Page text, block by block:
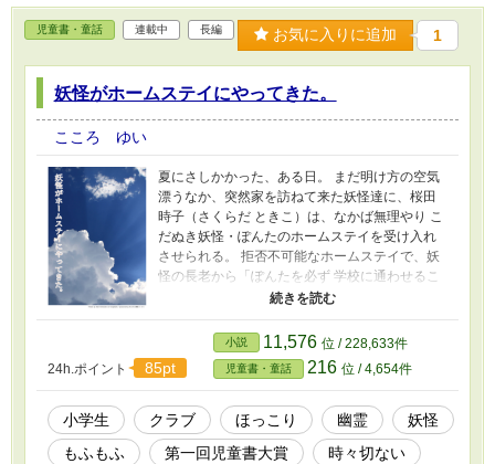
児童書・童話 連載中 長編 お気に入りに追加 1
妖怪がホームステイにやってきた。
こころ ゆい
夏にさしかかった、ある日。 まだ明け方の空気
漂うなか、突然家を訪ねて来た妖怪達に、桜田
時子（さくらだ ときこ）は、なかば無理やり こ
だぬき妖怪・ぽんたのホームステイを受け入れ
させられる。 拒否不可能なホームステイで、妖
怪の長老から「ぽんたを必ず 学校に通わせるこ
と」と無理難題までつきつけられて…… 今年の
花小学校』にぽんたを入学させる。 ◇ 5年2組に
通い始めた ぽんた。 廃部寸前の『アートクラ
ブ』に所属する 一男（かずお）やナミ、人を寄
せ付けない空気を放つ 陽太（ようた）との出会
い。 学校の七不思議・図工室に出る幽霊のうわ
さ。 クラブで一致団結してのコンクールへの参
加。 ぽんたの初めてのホームステイは、山あり
24h.ポイント 85pt
小説 11,576 位 / 228,633件
児童書・童話 216 位 / 4,654件
小学生 クラブ ほっこり 幽霊
妖怪
もふもふ
第一回児童書大賞
時々切ない